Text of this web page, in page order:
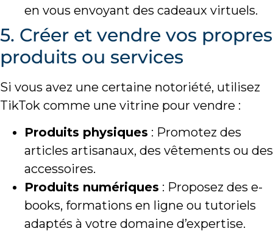
en vous envoyant des cadeaux virtuels.
5. Créer et vendre vos propres
produits ou services
Si vous avez une certaine notoriété, utilisez
TikTok comme une vitrine pour vendre :
Produits physiques : Promotez des
articles artisanaux, des vêtements ou des
accessoires.
Produits numériques : Proposez des e-
books, formations en ligne ou tutoriels
adaptés à votre domaine d’expertise.